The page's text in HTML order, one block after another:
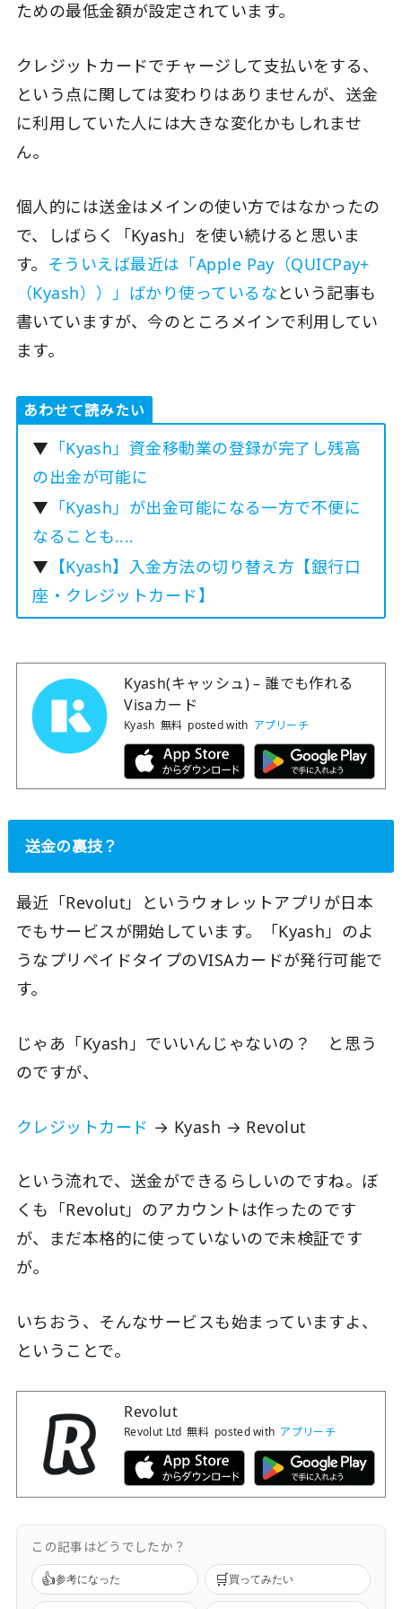
ための最低金額が設定されています。
クレジットカードでチャージして支払いをする、
という点に関しては変わりはありませんが、送金
に利用していた人には大きな変化かもしれませ
ん。
個人的には送金はメインの使い方ではなかったの
で、しばらく「Kyash」を使い続けると思いま
す。 そういえば最近は「Apple Pay（QUICPay+
（Kyash））」ばかり使っているなという記事も
書いていますが、今のところメインで利用してい
ます。
あわせて読みたい
▼ 「Kyash」資金移動業の登録が完了し残高
の出金が可能に
▼ 「Kyash」が出金可能になる一方で不便に
なることも‥‥
▼ 【Kyash】入金方法の切り替え方【銀行口
座・クレジットカード】
Kyash(キャッシュ) – 誰でも作れる
Visaカード
Kyash 無料 posted with アプリーチ
送金の裏技？
最近「Revolut」というウォレットアプリが日本
でもサービスが開始しています。「Kyash」のよ
うなプリペイドタイプのVISAカードが発行可能で
す。
じゃあ「Kyash」でいいんじゃないの？ と思う
のですが、
クレジットカード → Kyash → Revolut
という流れで、送金ができるらしいのですね。ぼ
くも「Revolut」のアカウントは作ったのです
が、まだ本格的に使っていないので未検証です
が。
いちおう、そんなサービスも始まっていますよ、
ということで。
Revolut
Revolut Ltd 無料 posted with アプリーチ
この記事はどうでしたか？
👍参考になった 🛒買ってみたい